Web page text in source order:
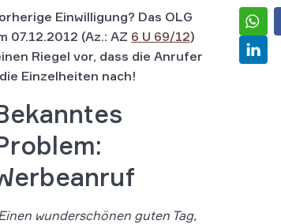
Einwilligung? Das OLG
(Az.: AZ 6 U 69/12)
Riegel vor, dass die Anrufer
Einzelheiten nach!
wunderschönen guten Tag,